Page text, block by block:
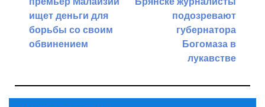
ищет деньги для
борьбы со своим
обвинением
подозревают
губернатора
Богомаза в
лукавстве